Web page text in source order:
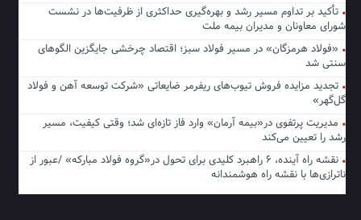
تأکید بر تداوم مسیر رشد و بهره‌گیری حداکثری از ظرفیت‌ها در نشست
شورای معاونان و مدیران بیمه ملت
«فولاد هرمزگان» در مسیر فولاد سبز؛ اقتصاد چرخشی جایگزین الگوهای
سنتی شد
تجدید مزایده فروش تیوب‌های ریفرمر ضایعاتی «شرکت توسعه آهن و فولاد
گل‌گهر»
مدیریت پرتفوی در«بیمه آرمان» وارد فاز تازه‌ای شد؛ وقتی کیفیت، مسیر
رشد را تعیین می‌کند
نقشه راه آینده، ۶ راهبرد کلیدی برای تحول در«گروه فولاد مبارکه» /عبور از
ناترازی‌ها با نقشه راه هوشمندانه